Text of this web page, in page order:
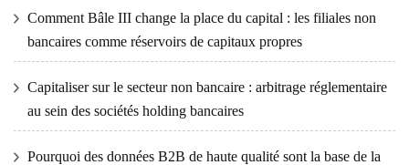
Comment Bâle III change la place du capital : les filiales non
bancaires comme réservoirs de capitaux propres
Capitaliser sur le secteur non bancaire : arbitrage réglementaire
au sein des sociétés holding bancaires
Pourquoi des données B2B de haute qualité sont la base de la